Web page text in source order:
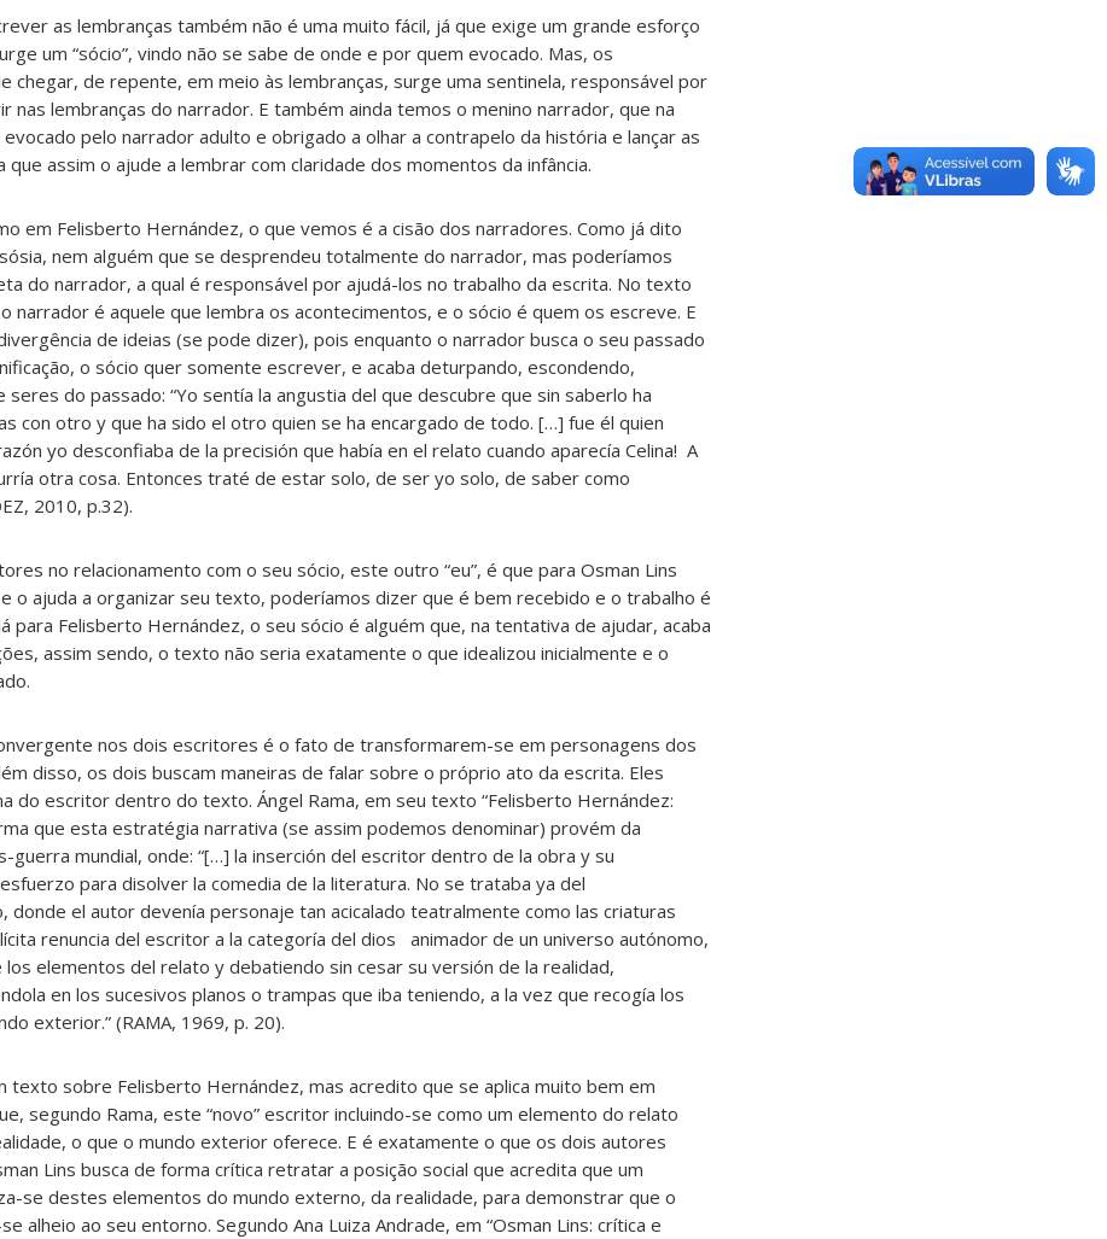
as lembranças também não é uma muito fácil, já que exige um grande esforço
um “sócio”, vindo não se sabe de onde e por quem evocado. Mas, os
chegar, de repente, em meio às lembranças, surge uma sentinela, responsável por
nas lembranças do narrador. E também ainda temos o menino narrador, que na
pelo narrador adulto e obrigado a olhar a contrapelo da história e lançar as
que assim o ajude a lembrar com claridade dos momentos da infância.
em Felisberto Hernández, o que vemos é a cisão dos narradores. Como já dito
nem alguém que se desprendeu totalmente do narrador, mas poderíamos
do narrador, a qual é responsável por ajudá-los no trabalho da escrita. No texto
narrador é aquele que lembra os acontecimentos, e o sócio é quem os escreve. E
de ideias (se pode dizer), pois enquanto o narrador busca o seu passado
o sócio quer somente escrever, e acaba deturpando, escondendo,
do passado: “Yo sentía la angustia del que descubre que sin saberlo ha
con otro y que ha sido el otro quien se ha encargado de todo. […] fue él quien
yo desconfiaba de la precisión que había en el relato cuando aparecía Celina! A
otra cosa. Entonces traté de estar solo, de ser yo solo, de saber como
2010, p.32).
no relacionamento com o seu sócio, este outro “eu”, é que para Osman Lins
o ajuda a organizar seu texto, poderíamos dizer que é bem recebido e o trabalho é
para Felisberto Hernández, o seu sócio é alguém que, na tentativa de ajudar, acaba
assim sendo, o texto não seria exatamente o que idealizou inicialmente e o
nos dois escritores é o fato de transformarem-se em personagens dos
disso, os dois buscam maneiras de falar sobre o próprio ato da escrita. Eles
do escritor dentro do texto. Ángel Rama, em seu texto “Felisberto Hernández:
que esta estratégia narrativa (se assim podemos denominar) provém da
guerra mundial, onde: “[…] la inserción del escritor dentro de la obra y su
para disolver la comedia de la literatura. No se trataba ya del
donde el autor devenía personaje tan acicalado teatralmente como las criaturas
renuncia del escritor a la categoría del dios animador de un universo autónomo,
los elementos del relato y debatiendo sin cesar su versión de la realidad,
en los sucesivos planos o trampas que iba teniendo, a la vez que recogía los
exterior.” (RAMA, 1969, p. 20).
texto sobre Felisberto Hernández, mas acredito que se aplica muito bem em
segundo Rama, este “novo” escritor incluindo-se como um elemento do relato
o que o mundo exterior oferece. E é exatamente o que os dois autores
Lins busca de forma crítica retratar a posição social que acredita que um
se destes elementos do mundo externo, da realidade, para demonstrar que o
alheio ao seu entorno. Segundo Ana Luiza Andrade, em “Osman Lins: crítica e